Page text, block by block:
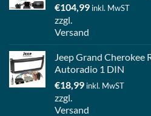
€104,99 inkl. MwST
zzgl.
Versand
Jeep Grand Cherokee
Autoradio 1 DIN
€18,99 inkl. MwST
zzgl.
Versand